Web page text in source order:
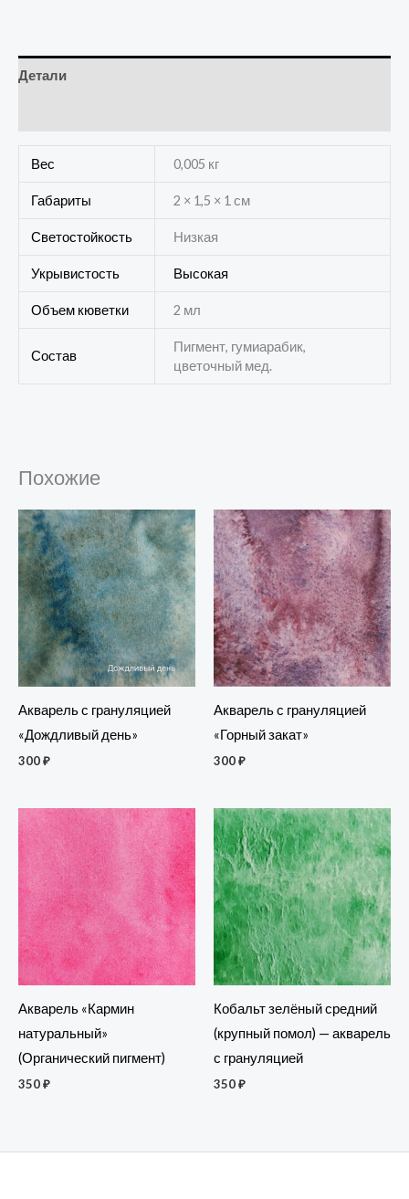
Детали
Вес 0,005 кг
Габариты 2 × 1,5 × 1 см
Светостойкость Низкая
Укрывистость Высокая
Объем кюветки 2 мл
Состав
Пигмент, гумиарабик,
цветочный мед.
Похожие
Акварель с грануляцией
«Дождливый день»
300₽
Акварель с грануляцией
«Горный закат»
300₽
Акварель «Кармин
натуральный»
(Органический пигмент)
350₽
Кобальт зелёный средний
(крупный помол) — акварель
с грануляцией
350₽